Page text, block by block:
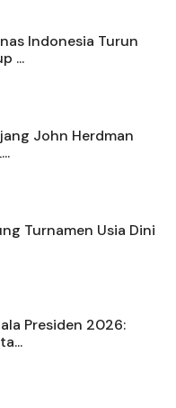
Indonesia Turun
...
John Herdman
Turnamen Usia Dini
Presiden 2026: